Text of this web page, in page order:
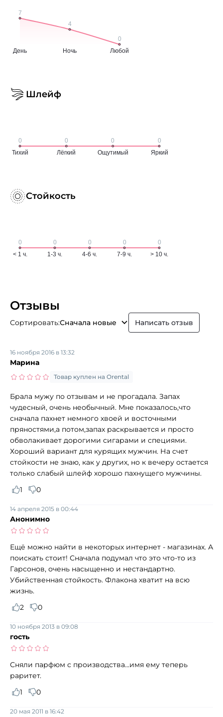
Шлейф
Стойкость
Отзывы
Сортировать:Сначала новые Написать отзыв
Марина
16 ноября 2016 в 13:32
Товар куплен на Orental
Брала мужу по отзывам и не прогадала. Запах
чудесный, очень необычный. Мне показалось,что
сначала пахнет немного хвоей и восточными
пряностями,а потом,запах раскрывается и просто
обволакивает дорогими сигарами и специями.
Хороший вариант для курящих мужчин. На счет
стойкости не знаю, как у других, но к вечеру остается
только слабый шлейф хорошо пахнущего мужчины.
1
0
Анонимно
14 апреля 2015 в 00:44
Ещё можно найти в некоторых интернет - магазинах. А
поискать стоит! Сначала подумал что это что-то из
Гарсонов, очень насыщенно и нестандартно.
Убийственная стойкость. Флакона хватит на всю
жизнь.
2
0
гость
10 ноября 2013 в 09:08
Сняли парфюм с производства...имя ему теперь
раритет.
1
0
20 мая 2011 в 16:42